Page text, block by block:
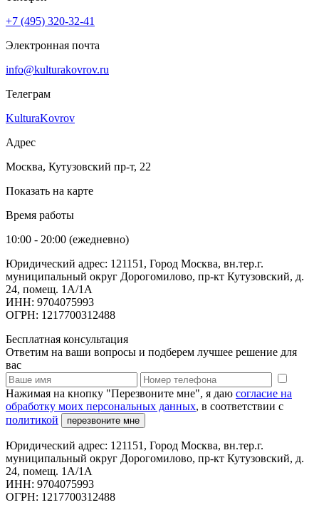
+7 (495) 320-32-41
Электронная почта
info@kulturakovrov.ru
Телеграм
KulturaKovrov
Адрес
Москва, Кутузовский пр-т, 22
Показать на карте
Время работы
10:00 - 20:00 (ежедневно)
Юридический адрес: 121151, Город Москва, вн.тер.г.
муниципальный округ Дорогомилово, пр-кт Кутузовский, д.
24, помещ. 1А/1А
ИНН: 9704075993
ОГРН: 1217700312488
Бесплатная консультация
Ответим на ваши вопросы и подберем лучшее решение для
вас
Нажимая на кнопку "Перезвоните мне", я даю согласие на
обработку моих персональных данных, в соответствии с
политикой
перезвоните мне
Юридический адрес: 121151, Город Москва, вн.тер.г.
муниципальный округ Дорогомилово, пр-кт Кутузовский, д.
24, помещ. 1А/1А
ИНН: 9704075993
ОГРН: 1217700312488